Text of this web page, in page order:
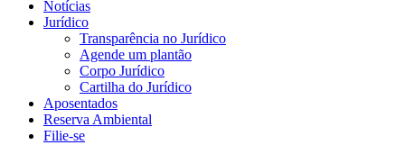
Notícias
Jurídico
Transparência no Jurídico
Agende um plantão
Corpo Jurídico
Cartilha do Jurídico
Aposentados
Reserva Ambiental
Filie-se